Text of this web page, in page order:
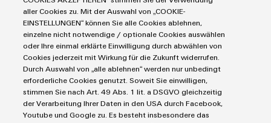
SNAP IN Anschlusstechnologie
Workplace Solutions
Engineering-Daten
PCB Connector Services
Support Center
Technische Produktkataloge
Weidmüller Configurator
Datencenter
Gerätehersteller
Maschinenbau
Photovoltaik
Wasserstoff
Weidmüller Industry Match
Windenergie
Impressum
Einkaufs- /Lieferanteninformationen
Datenschutzerklärung
Cookie Richtlinie
Cookie Einstellungen
aller Cookies zu. Mit der Auswahl von „COOKIE-
EINSTELLUNGEN“ können Sie alle Cookies ablehnen,
einzelne nicht notwendige / optionale Cookies auswählen
oder Ihre einmal erklärte Einwilligung durch abwählen von
Cookies jederzeit mit Wirkung für die Zukunft widerrufen.
Durch Auswahl von „alle ablehnen“ werden nur unbedingt
erforderliche Cookies genutzt. Soweit Sie einwilligen,
stimmen Sie nach Art. 49 Abs. 1 lit. a DSGVO gleichzeitig
der Verarbeitung Ihrer Daten in den USA durch Facebook,
Youtube und Google zu. Es besteht insbesondere das